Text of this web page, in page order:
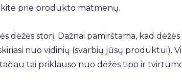
prie produkto matmenų.
dėžės storį. Dažnai pamirštama, kad
nuo vidinių (svarbių jūsų produktui).
tačiau tai priklauso nuo dėžės tipo ir